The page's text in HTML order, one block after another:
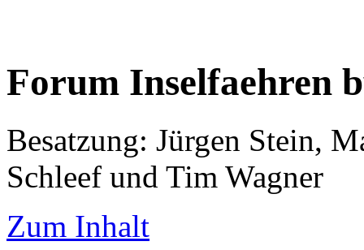
Forum Inselfaehren
Besatzung: Jürgen Stein,
Schleef und Tim Wagner
Zum Inhalt